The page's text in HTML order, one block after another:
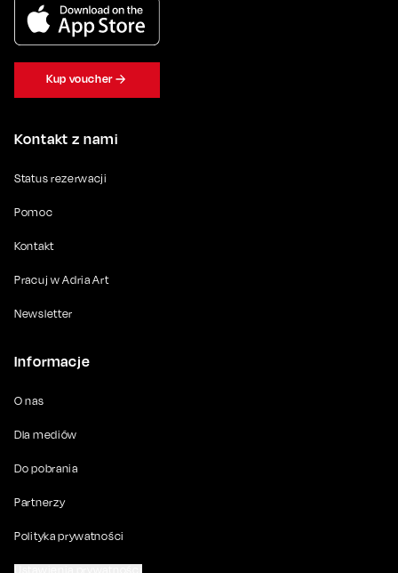
Kontakt z nami
Status rezerwacji
Pomoc
Kontakt
Pracuj w Adria Art
Newsletter
Informacje
O nas
Dla mediów
Do pobrania
Partnerzy
Polityka prywatności
Kup voucher